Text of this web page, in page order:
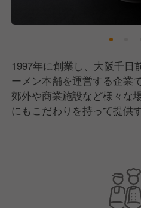
1997年に創業し、大阪千日
ーメン本舗を運営する企業
郊外や商業施設など様々な
にもこだわりを持って提供
に寄り添ったおもてなし
舗全体を展開しています。
今後は新業態の立ち上げな
成長を目指して行く予定で